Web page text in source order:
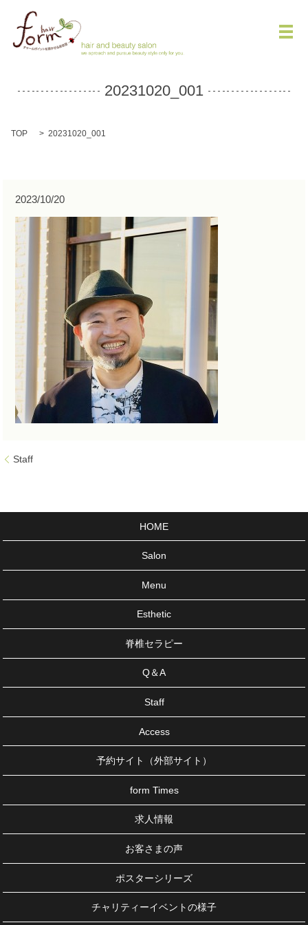
メ
20231020_001
TOP 20231020_001
2023/10/20
Staff
HOME
Salon
Menu
Esthetic
脊椎セラピー
Q＆A
Staff
Access
予約サイト（外部サイト）
form Times
求人情報
お客さまの声
ポスターシリーズ
チャリティーイベントの様子